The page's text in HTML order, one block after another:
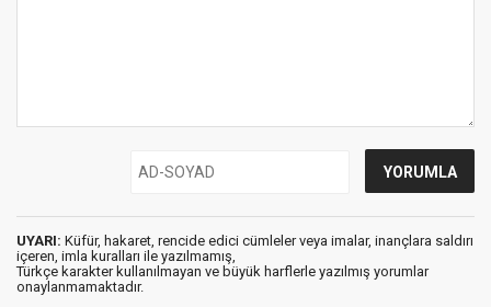
UYARI: Küfür, hakaret, rencide edici cümleler veya imalar, inançlara saldırı
içeren, imla kuralları ile yazılmamış,
Türkçe karakter kullanılmayan ve büyük harflerle yazılmış yorumlar
onaylanmamaktadır.